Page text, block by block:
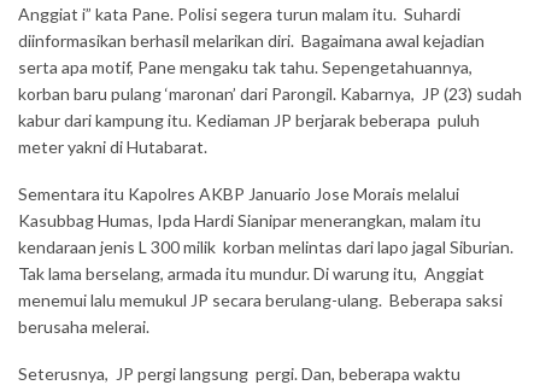
Anggiat i” kata Pane. Polisi segera turun malam itu. Suhardi
diinformasikan berhasil melarikan diri. Bagaimana awal kejadian
serta apa motif, Pane mengaku tak tahu. Sepengetahuannya,
korban baru pulang ‘maronan’ dari Parongil. Kabarnya, JP (23) sudah
kabur dari kampung itu. Kediaman JP berjarak beberapa puluh
meter yakni di Hutabarat.
Sementara itu Kapolres AKBP Januario Jose Morais melalui
Kasubbag Humas, Ipda Hardi Sianipar menerangkan, malam itu
kendaraan jenis L 300 milik korban melintas dari lapo jagal Siburian.
Tak lama berselang, armada itu mundur. Di warung itu, Anggiat
menemui lalu memukul JP secara berulang-ulang. Beberapa saksi
berusaha melerai.
Seterusnya, JP pergi langsung pergi. Dan, beberapa waktu